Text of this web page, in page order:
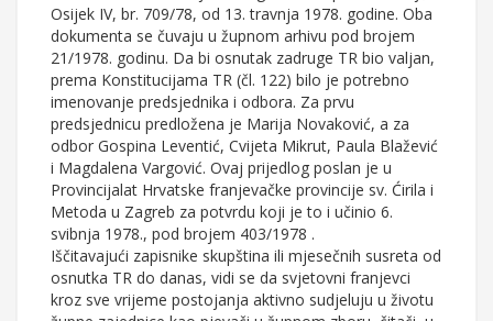
Osijek IV, br. 709/78, od 13. travnja 1978. godine. Oba
dokumenta se čuvaju u župnom arhivu pod brojem
21/1978. godinu. Da bi osnutak zadruge TR bio valjan,
prema Konstitucijama TR (čl. 122) bilo je potrebno
imenovanje predsjednika i odbora. Za prvu
predsjednicu predložena je Marija Novaković, a za
odbor Gospina Leventić, Cvijeta Mikrut, Paula Blažević
i Magdalena Vargović. Ovaj prijedlog poslan je u
Provincijalat Hrvatske franjevačke provincije sv. Ćirila i
Metoda u Zagreb za potvrdu koji je to i učinio 6.
svibnja 1978., pod brojem 403/1978 .
Iščitavajući zapisnike skupština ili mjesečnih susreta od
osnutka TR do danas, vidi se da svjetovni franjevci
kroz sve vrijeme postojanja aktivno sudjeluju u životu